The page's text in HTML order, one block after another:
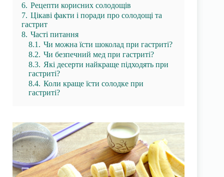
6. Рецепти корисних солодощів
7. Цікаві факти і поради про солодощі та
гастрит
8. Часті питання
8.1. Чи можна їсти шоколад при гастриті?
8.2. Чи безпечний мед при гастриті?
8.3. Які десерти найкраще підходять при
гастриті?
8.4. Коли краще їсти солодке при
гастриті?